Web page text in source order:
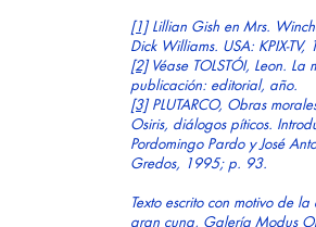
[1]Lillian Gish en Mrs.
Dick Williams. USA: KPIX-TV,
[2]Véase TOLSTÓI, Leon.
publicación: editorial, año.
[3]PLUTARCO, Obras
Osiris, diálogos píticos.
Pordomingo Pardo y José
Gredos, 1995; p. 93.
Texto escrito con motivo de
gran cuna, Galería Modus